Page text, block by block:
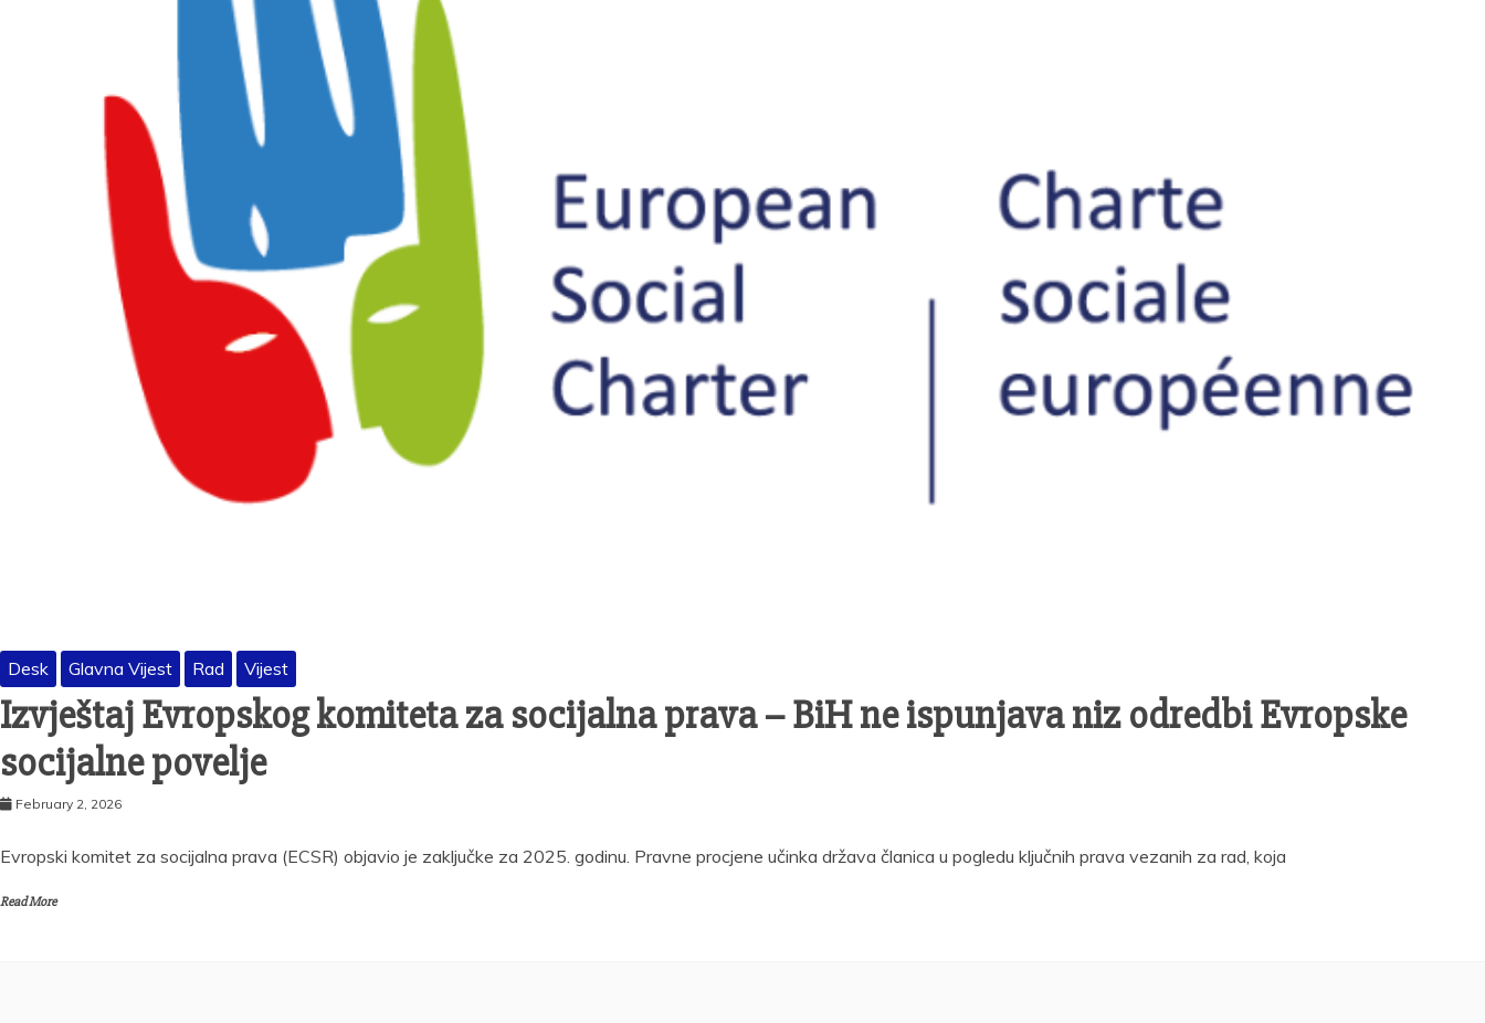
Desk Glavna Vijest Rad Vijest
Izvještaj Evropskog komiteta za socijalna prava – BiH ne ispunjava niz odredbi Evropske
socijalne povelje
February 2, 2026
Evropski komitet za socijalna prava (ECSR) objavio je zaključke za 2025. godinu. Pravne procjene učinka država članica u pogledu ključnih prava vezanih za rad, koja
Read More